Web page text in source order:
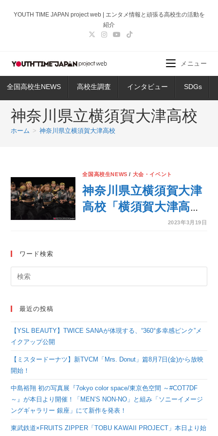
ス
ッ
YOUTH TIME JAPAN project web | エンタメ情報と頑張る高校生の活動を
紹介
全国高校生NEWS 高校生調査 インタビュー SDGs
メニュー
神奈川県立横須賀大津高校
ホーム > 神奈川県立横須賀大津高校
全国高校生NEWS / 大会・イベント
神奈川県立横須賀大津
高校「横須賀大津高等
学校ダンス部O2」が
プリ2023＞
2023年3月19日
ワード検索
最近の投稿
【YSL BEAUTY】TWICE SANAが体現する、“360°多幸感ピンク”メ
イクアップ公開
【ミスタードーナツ】新TVCM「Mrs. Donut」篇8月7日(金)から放映
開始！
中島裕翔 初の写真展『7okyo color space/東京色空間 ～#COT7DF
～』が本日より開催！「MEN’S NON-NO」と組み「ソニーイメージ
ングギャラリー 銀座」にて新作を発表！
東武鉄道×FRUITS ZIPPER「TOBU KAWAII PROJECT」本日より始